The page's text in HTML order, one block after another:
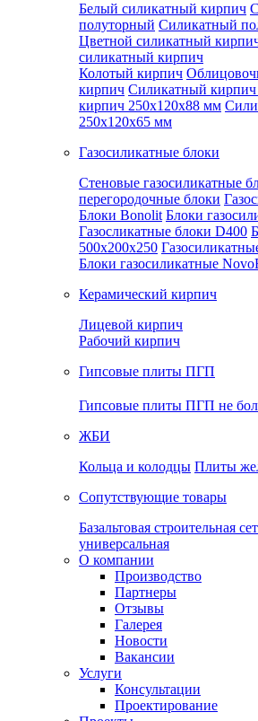
Белый силикатный кирпич
полуторный Силикатный
Цветной силикатный
силикатный кирпич
Колотый кирпич
кирпич Силикатный
кирпич 250x120x88 мм
250x120x65 мм
Газосиликатные блоки
Стеновые газосиликатные
перегородочные блоки
Блоки Bonolit Блоки
Газосликатные блоки D400
500x200x250
Блоки газосиликатные
Керамический кирпич
Лицевой кирпич
Рабочий кирпич
Гипсовые плиты ПГП
Гипсовые плиты ПГП не
ЖБИ
Кольца и колодцы Плиты
Сопутствующие товары
Базальтовая строительная
универсальная
О компании
Производство
Партнеры
Отзывы
Галерея
Новости
Вакансии
Услуги
Консультации
Проектирование